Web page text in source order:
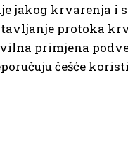
jakog krvarenja
protoka
primjena
češće